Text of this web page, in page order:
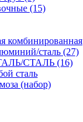
(15)
комбинированная
сталь (27)
СТАЛЬ (16)
сталь
(набор)